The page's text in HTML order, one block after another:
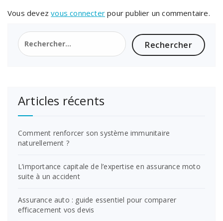
Vous devezvous connecter pour publier un commentaire.
Rechercher :
Articles récents
Comment renforcer son système immunitaire
naturellement ?
L’importance capitale de l’expertise en assurance moto
suite à un accident
Assurance auto : guide essentiel pour comparer
efficacement vos devis